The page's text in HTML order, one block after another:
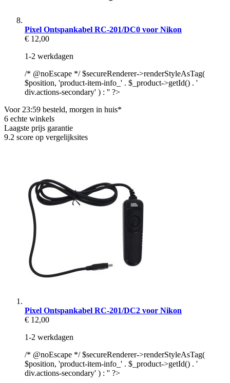
Pixel Ontspankabel RC-201/DC0 voor Nikon
€ 12,00
1-2 werkdagen
/* @noEscape */ $secureRenderer->renderStyleAsTag(
$position, 'product-item-info_' . $_product->getId() . '
div.actions-secondary' ) : '' ?>
Voor 23:59 besteld, morgen in huis*
6 echte winkels
Laagste prijs garantie
9.2 score op vergelijksites
Pixel Ontspankabel RC-201/DC2 voor Nikon
€ 12,00
1-2 werkdagen
/* @noEscape */ $secureRenderer->renderStyleAsTag(
$position, 'product-item-info_' . $_product->getId() . '
div.actions-secondary' ) : '' ?>